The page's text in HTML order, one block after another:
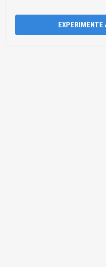
EXPERIMENTE